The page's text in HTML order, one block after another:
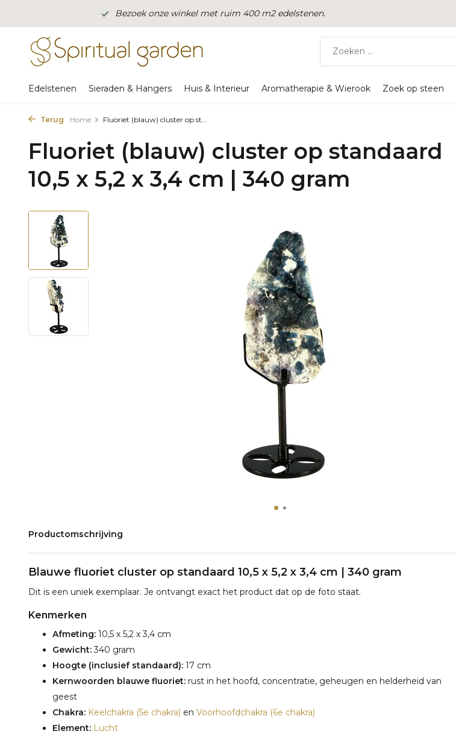
Bezoek onze winkel met ruim 400 m2 edelstenen.
Edelstenen Sieraden & Hangers Huis & Interieur Aromatherapie & Wierook Zoek op steen
Terug Home Fluoriet (blauw) cluster op st...
Fluoriet (blauw) cluster op standaard
10,5 x 5,2 x 3,4 cm | 340 gram
Productomschrijving
Blauwe fluoriet cluster op standaard 10,5 x 5,2 x 3,4 cm | 340 gram
Dit is een uniek exemplaar. Je ontvangt exact het product dat op de foto staat.
Kenmerken
Afmeting: 10,5 x 5,2 x 3,4 cm
Gewicht:340 gram
Hoogte (inclusief standaard): 17 cm
Kernwoorden blauwe fluoriet: rust in het hoofd, concentratie, geheugen en helderheid van
geest
Chakra: Keelchakra (5e chakra) en Voorhoofdchakra (6e chakra)
Element: Lucht